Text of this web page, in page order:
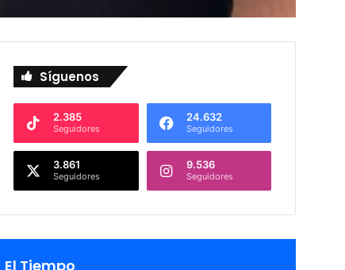
Síguenos
2.385
Seguidores
24.632
Seguidores
3.861
Seguidores
9.536
Seguidores
El Tiempo